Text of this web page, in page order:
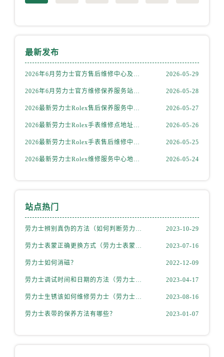
云南省德宏傣族景颇族自治州芒市团结大街劳力士售后服务中心（需提前预约）
云南省昭通市昭阳区青年路劳力士售后服务中心（需提前预约）
新疆维吾尔自治区乌鲁木齐市天山区红山路26号时代广场（CCMALL）C座17层17-B劳力士售后服务中心（需提前预约）
浙江省温州市鹿城区锦绣路1067号置信广场10层1015室劳力士售后服务中心（需提前预约）
辽宁省大连市中山区人民路15号国际金融大厦7层G室劳力士售后服务中心（需提前预约）
广东省佛山市禅城区季华五路57号万科金融中心C座12层1205室劳力士售后服务中心（需提前预约）
广西省南宁市青秀区金湖路59号地王大厦12楼1224室劳力士售后服务中心（需提前预约）
最新发布
2026年6月劳力士官方售后维修中心及保养中心最终动态汇总最终确认定稿 2026-05-29
2026年6月劳力士官方维修保养服务站点地址变动补充确认终稿说明 2026-05-28
2026最新劳力士Rolex售后保养服务中心地址实地探访报告 2026-05-27
2026最新劳力士Rolex手表维修点地址考察报告 2026-05-26
2026最新劳力士Rolex手表售后维修中心地址调研报告 2026-05-25
2026最新劳力士Rolex维修服务中心地址实地探访报告 2026-05-24
站点热门
劳力士辨别真伪的方法（如何判断劳力士的真假） 2023-10-29
劳力士表蒙正确更换方式（劳力士表蒙更换知识） 2023-07-16
劳力士如何消磁？ 2022-12-09
劳力士调试时间和日期的方法（劳力士该如何调试） 2023-04-17
劳力士生锈该如何维修劳力士（劳力士生锈怎么处理） 2023-08-16
劳力士表带的保养方法有哪些？ 2023-01-07